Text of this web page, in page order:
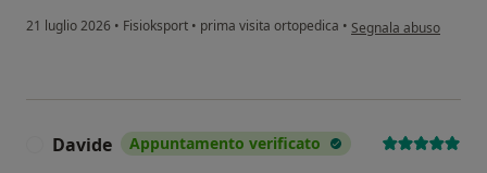
21 luglio 2026 • Fisioksport • prima visita ortopedica • secondo l'opinione
Segnala abuso
Davide Appuntamento verificato